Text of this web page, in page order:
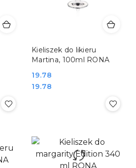
Kieliszek do likieru
Martina, 100ml RONA
Cena:
19.78
Cena:
19.78